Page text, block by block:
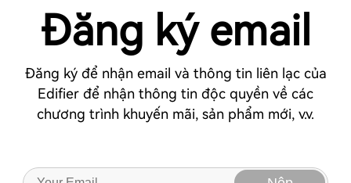
Đăng ký email
Đăng ký để nhận email và thông tin liên lạc của
Edifier để nhận thông tin độc quyền về các
chương trình khuyến mãi, sản phẩm mới, v.v.